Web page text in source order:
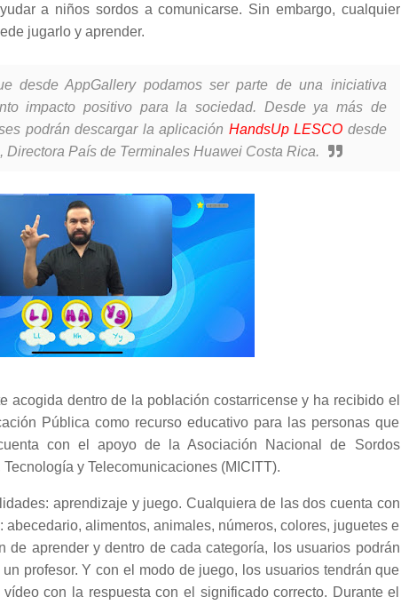
a niños sordos a comunicarse. Sin embargo, cualquier
jugarlo y aprender.
desde AppGallery podamos ser parte de una iniciativa
impacto positivo para la sociedad. Desde ya más de
podrán descargar la aplicación HandsUp LESCO desde
Directora País de Terminales Huawei Costa Rica.
acogida dentro de la población costarricense y ha recibido el
Pública como recurso educativo para las personas que
con el apoyo de la Asociación Nacional de Sordos
y Telecomunicaciones (MICITT).
aprendizaje y juego. Cualquiera de las dos cuenta con
alimentos, animales, números, colores, juguetes e
de aprender y dentro de cada categoría, los usuarios podrán
profesor. Y con el modo de juego, los usuarios tendrán que
con la respuesta con el significado correcto. Durante el